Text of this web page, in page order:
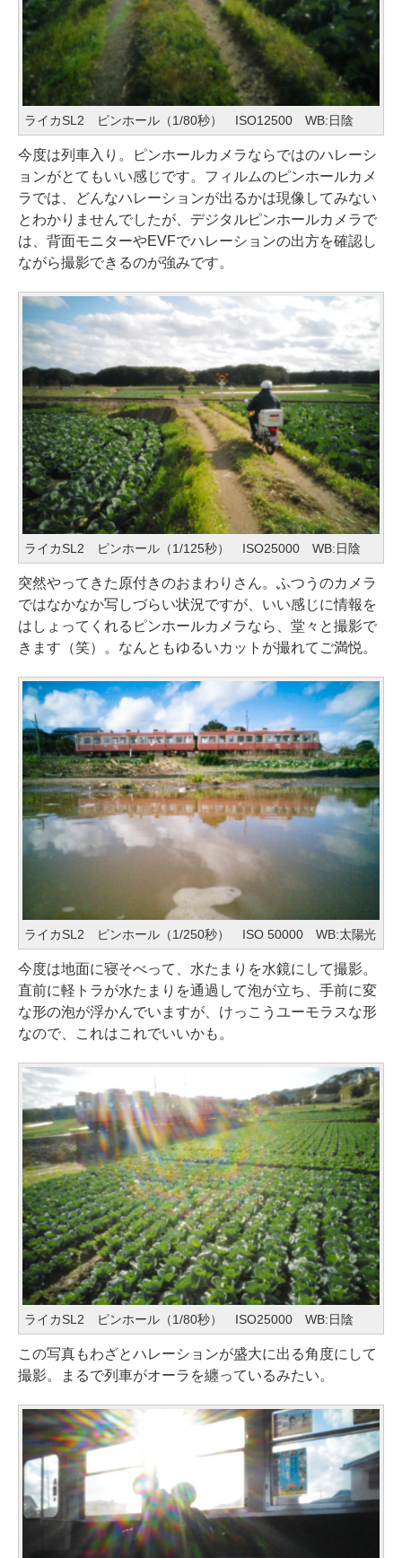
ライカSL2 ピンホール（1/80秒） ISO12500 WB:日陰
今度は列車入り。ピンホールカメラならではのハレーシ
ョンがとてもいい感じです。フィルムのピンホールカメ
ラでは、どんなハレーションが出るかは現像してみない
とわかりませんでしたが、デジタルピンホールカメラで
は、背面モニターやEVFでハレーションの出方を確認し
ながら撮影できるのが強みです。
ライカSL2 ピンホール（1/125秒） ISO25000 WB:日陰
突然やってきた原付きのおまわりさん。ふつうのカメラ
ではなかなか写しづらい状況ですが、いい感じに情報を
はしょってくれるピンホールカメラなら、堂々と撮影で
きます（笑）。なんともゆるいカットが撮れてご満悦。
ライカSL2 ピンホール（1/250秒） ISO 50000 WB:太陽光
今度は地面に寝そべって、水たまりを水鏡にして撮影。
直前に軽トラが水たまりを通過して泡が立ち、手前に変
な形の泡が浮かんでいますが、けっこうユーモラスな形
なので、これはこれでいいかも。
ライカSL2 ピンホール（1/80秒） ISO25000 WB:日陰
この写真もわざとハレーションが盛大に出る角度にして
撮影。まるで列車がオーラを纏っているみたい。